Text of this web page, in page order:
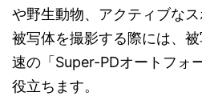
や野生動物、アクティブな
被写体を撮影する際には、
速の「Super-PDオートフォ
役立ちます。